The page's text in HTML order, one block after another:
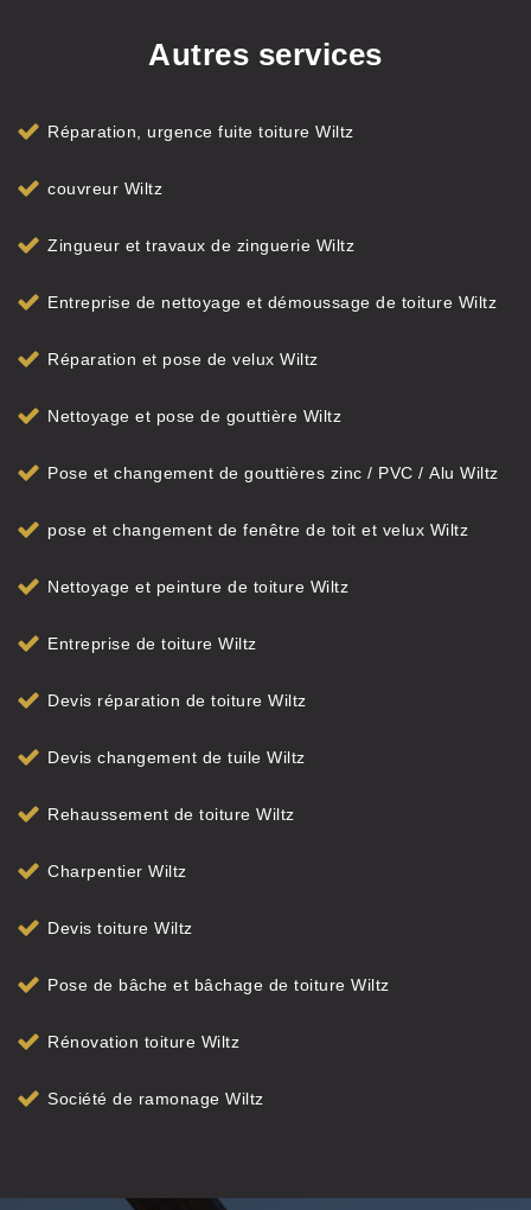
Autres services
Réparation, urgence fuite toiture Wiltz
couvreur Wiltz
Zingueur et travaux de zinguerie Wiltz
Entreprise de nettoyage et démoussage de toiture Wiltz
Réparation et pose de velux Wiltz
Nettoyage et pose de gouttière Wiltz
Pose et changement de gouttières zinc / PVC / Alu Wiltz
pose et changement de fenêtre de toit et velux Wiltz
Nettoyage et peinture de toiture Wiltz
Entreprise de toiture Wiltz
Devis réparation de toiture Wiltz
Devis changement de tuile Wiltz
Rehaussement de toiture Wiltz
Charpentier Wiltz
Devis toiture Wiltz
Pose de bâche et bâchage de toiture Wiltz
Rénovation toiture Wiltz
Société de ramonage Wiltz